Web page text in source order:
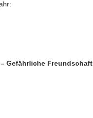
Gefährliche Freundschaft